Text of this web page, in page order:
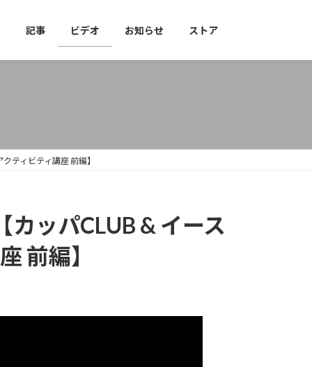
記事 ビデオ お知らせ ストア
ティビティ講座 前編】
ッパCLUB & イース
前編】